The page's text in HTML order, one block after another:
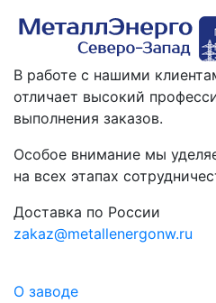
В работе с нашими
отличает высокий
выполнения заказов.
Особое внимание мы
на всех этапах
Доставка по России
zakaz@metallenergonw.ru
О заводе